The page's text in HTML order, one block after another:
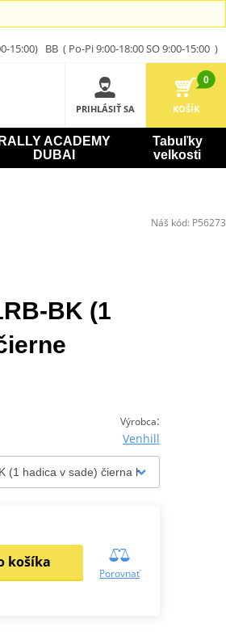
15:00) BB ( Po-Pi 9:00-18:00 SO 9:00-15:00 )
PRIHLÁSIŤ SA
0
KOŠÍK
RALLY ACADEMY
DUBAI
Tabuľky
velkosti
BK (1
Výrobca:
Venhill
košíka
Porovnať
Náš kód: P56273